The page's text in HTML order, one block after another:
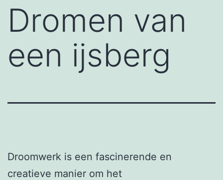
Dromen van
een ijsberg
Droomwerk is een fascinerende en
creatieve manier om het